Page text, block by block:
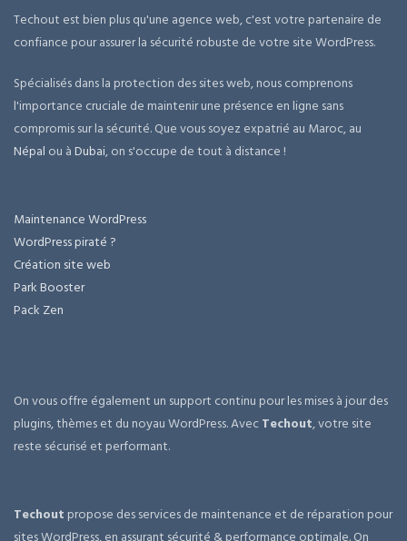
Techout est bien plus qu'une agence web, c'est votre partenaire de
confiance pour assurer la sécurité robuste de votre site WordPress.
Spécialisés dans la protection des sites web, nous comprenons
l'importance cruciale de maintenir une présence en ligne sans
compromis sur la sécurité. Que vous soyez expatrié au Maroc, au
Népal ou àDubai, on s'occupe de tout à distance !
Maintenance WordPress
WordPress piraté ?
Création site web
Park Booster
Pack Zen
On vous offre également un support continu pour les mises à jour des
plugins, thèmes et du noyau WordPress. AvecTechout, votre site
reste sécurisé et performant.
Techout propose des services de maintenance et de réparation pour
sites WordPress, en assurant sécurité & performance optimale. On